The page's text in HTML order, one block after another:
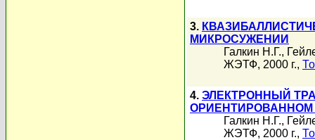
3.
МИКРОСУЖЕНИИ
Галкин Н.Г.,
ЖЭТФ, 2000 г.,
4. ЭЛЕКТРОННЫЙ
Галкин Н.Г.,
ЖЭТФ, 2000 г.,